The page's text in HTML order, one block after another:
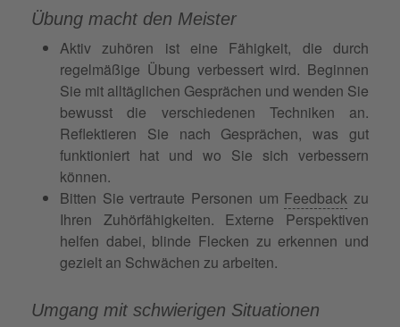
Übung macht den Meister
Aktiv zuhören ist eine Fähigkeit, die durch
regelmäßige Übung verbessert wird. Beginnen
Sie mit alltäglichen Gesprächen und wenden Sie
bewusst die verschiedenen Techniken an.
Reflektieren Sie nach Gesprächen, was gut
funktioniert hat und wo Sie sich verbessern
können.
Bitten Sie vertraute Personen um Feedback zu
Ihren Zuhörfähigkeiten. Externe Perspektiven
helfen dabei, blinde Flecken zu erkennen und
gezielt an Schwächen zu arbeiten.
Umgang mit schwierigen Situationen